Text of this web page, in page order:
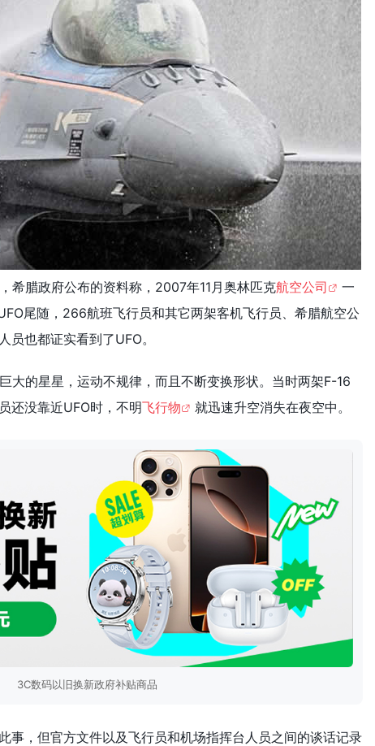
希腊政府公布的资料称，2007年11月奥林匹克航空公司
一
尾随，266航班飞行员和其它两架客机飞行员、希腊航空公
员也都证实看到了UFO。
大的星星，运动不规律，而且不断变换形状。当时两架F-16
还没靠近UFO时，不明飞行物 就迅速升空消失在夜空中。
3C数码以旧换新政府补贴商品
事，但官方文件以及飞行员和机场指挥台人员之间的谈话记录